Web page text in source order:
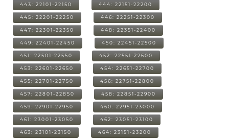
443: 22101-22150 444: 22151-22200
445: 22201-22250 446: 22251-22300
447: 22301-22350 448: 22351-22400
449: 22401-22450 450: 22451-22500
451: 22501-22550 452: 22551-22600
453: 22601-22650 454: 22651-22700
455: 22701-22750 456: 22751-22800
457: 22801-22850 458: 22851-22900
459: 22901-22950 460: 22951-23000
461: 23001-23050 462: 23051-23100
463: 23101-23150 464: 23151-23200